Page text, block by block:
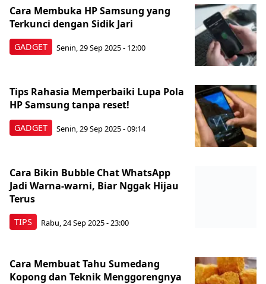
GADGET
Cara Membuka HP Samsung yang
Terkunci dengan Sidik Jari
Senin, 29 Sep 2025 - 12:00
GADGET
Tips Rahasia Memperbaiki Lupa Pola
HP Samsung tanpa reset!
Senin, 29 Sep 2025 - 09:14
TIPS
Cara Bikin Bubble Chat WhatsApp
Jadi Warna-warni, Biar Nggak Hijau
Terus
Rabu, 24 Sep 2025 - 23:00
Cara Membuat Tahu Sumedang
Kopong dan Teknik Menggorengnya